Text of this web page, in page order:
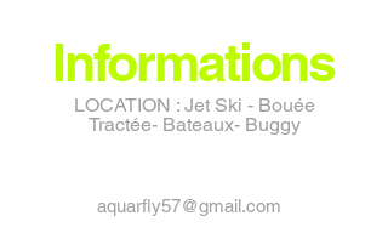
Informations
LOCATION : Jet Ski - Bouée
Tractée- Bateaux- Buggy
aquarfly57@gmail.com